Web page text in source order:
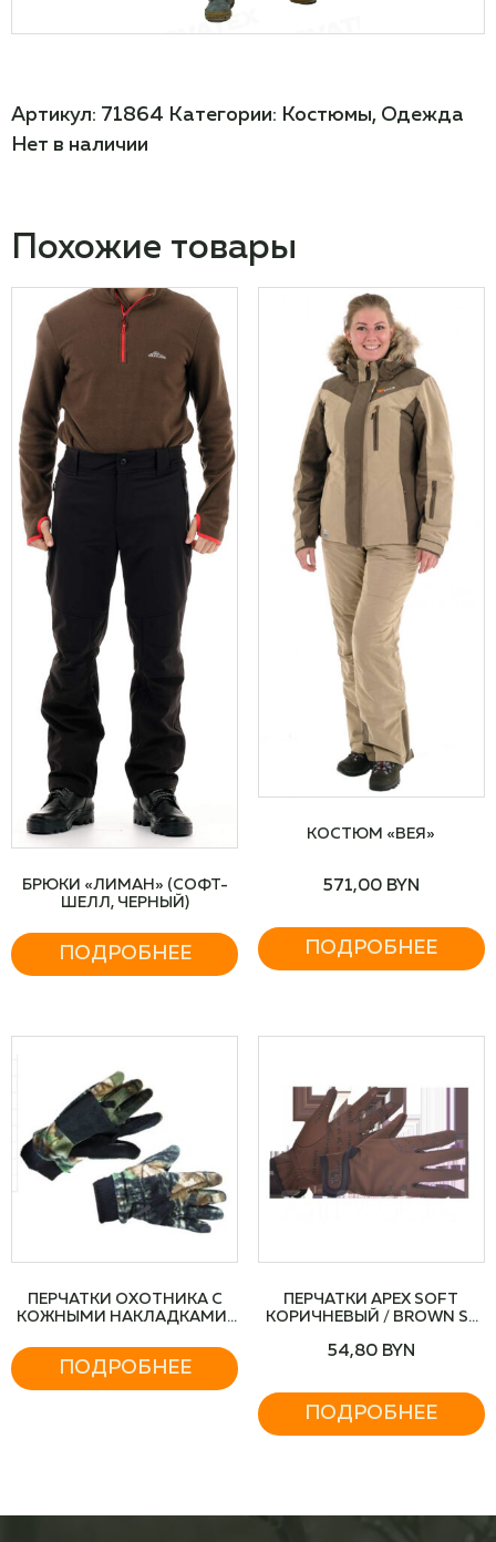
Артикул: 71864 Категории: Костюмы, Одежда
Нет в наличии
Похожие товары
БРЮКИ «ЛИМАН» (СОФТ-
ШЕЛЛ, ЧЕРНЫЙ)
ПОДРОБНЕЕ
КОСТЮМ «ВЕЯ»
571,00 BYN
ПОДРОБНЕЕ
ПЕРЧАТКИ ОХОТНИКА С
КОЖНЫМИ НАКЛАДКАМИ/
ПОДРОБНЕЕ
ПЕРЧАТКИ APEX SOFT
КОРИЧНЕВЫЙ / BROWN S-
54,80 BYN
ПОДРОБНЕЕ